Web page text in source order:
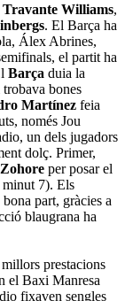
Travante Williams,
. El Barça ha
Álex Abrines,
el partit ha
Barça duia la
bones
Martínez feia
només Jou
un dels jugadors
dolç. Primer,
per posar el
7). Els
part, gràcies a
blaugrana ha
prestacions
el Baxi Manresa
fixaven sengles